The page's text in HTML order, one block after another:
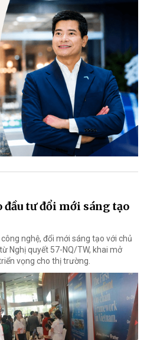
tư đổi mới sáng tạo
nghệ, đổi mới sáng tạo với chủ
Nghị quyết 57-NQ/TW, khai mở
vọng cho thị trường.